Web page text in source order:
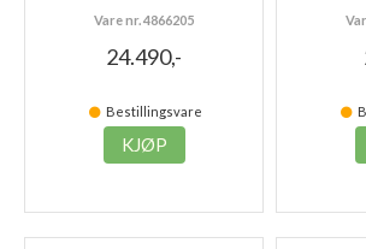
Vare nr. 4866205
24.490,-
Bestillingsvare
KJØP